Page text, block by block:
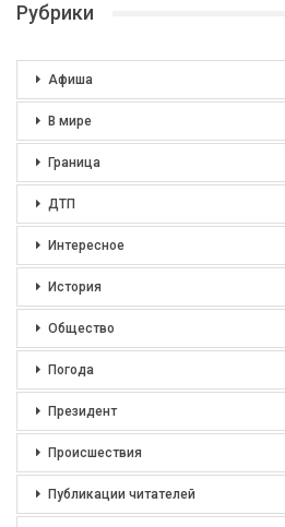
Рубрики
Афиша
В мире
Граница
ДТП
Интересное
История
Общество
Погода
Президент
Происшествия
Публикации читателей